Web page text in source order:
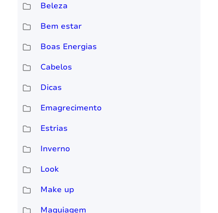
Beleza
Bem estar
Boas Energias
Cabelos
Dicas
Emagrecimento
Estrias
Inverno
Look
Make up
Maquiagem